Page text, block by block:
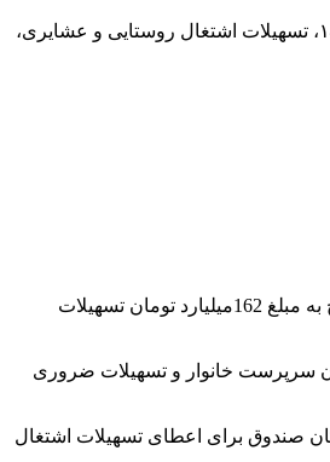
مدیر صندوق کار آفرینی امید استان لرستان گفت: این تسهیلات از محل منابع و تفاهم نامه ها و قرارداهای عاملیت صندوق در تسهیلات تبصره 18قانون بودجه سال ۱400، تسهیلات اشتغال روستایی و عشایری،
بیرانوند با اشاره به تفاهم نامه تبصره 18 گفت: صندوق تاکنون در زمینه ایجاد اشتغال پایدار و در راستای قرارداد عاملیت تبصره 18 در حوزه اشتغال یک هزار و 110 طرح به مبلغ 162میلیارد تومان تسهیلات
به مبلغ 20 میلیارد تومان برای اشتغال جوانان، زنان سرپرست خانوار و تسهیلات ضروری
صندوق برای اعطای تسهیلات اشتغال